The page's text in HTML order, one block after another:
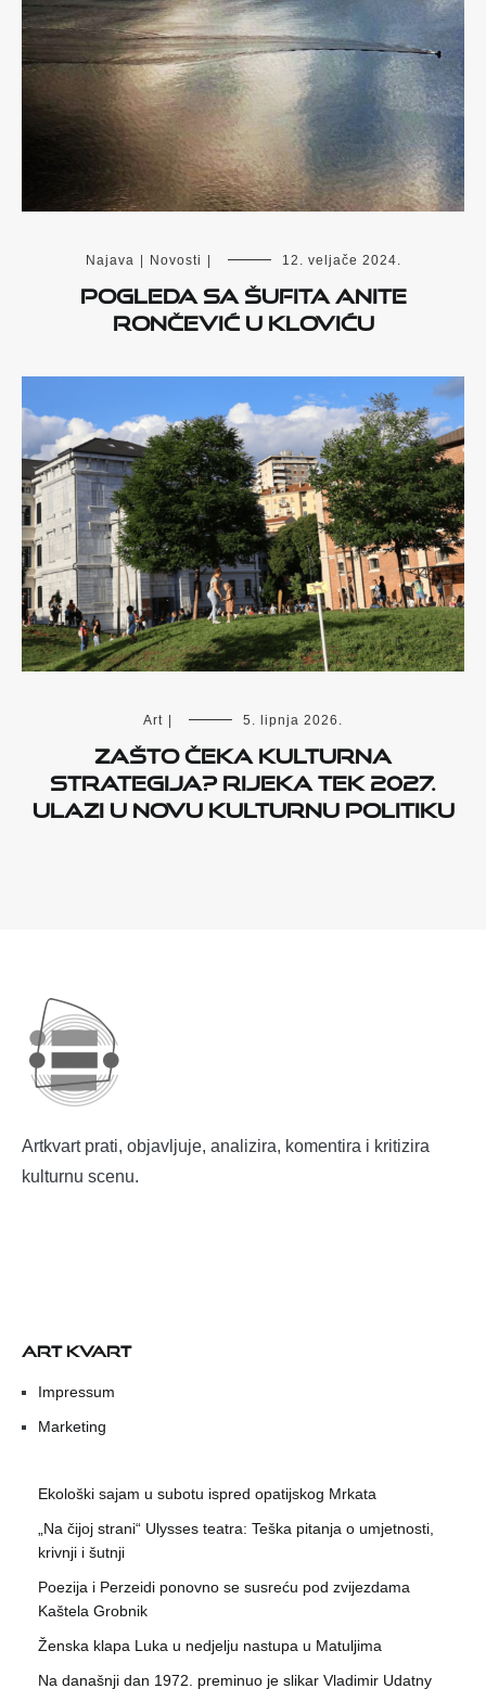
Najava Novosti 12. veljače 2024.
Pogleda sa šufita Anite
Rončević u Kloviću
Art 5. lipnja 2026.
Zašto čeka kulturna
strategija? Rijeka tek 2027.
ulazi u novu kulturnu politiku
Artkvart prati, objavljuje, analizira, komentira i kritizira
kulturnu scenu.
ART KVART
Impressum
Marketing
Ekološki sajam u subotu ispred opatijskog Mrkata
„Na čijoj strani“ Ulysses teatra: Teška pitanja o umjetnosti,
krivnji i šutnji
Poezija i Perzeidi ponovno se susreću pod zvijezdama
Kaštela Grobnik
Ženska klapa Luka u nedjelju nastupa u Matuljima
Na današnji dan 1972. preminuo je slikar Vladimir Udatny